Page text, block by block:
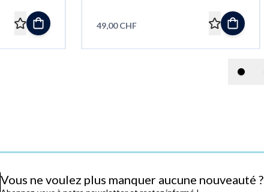
49,00 CHF
Vous ne voulez plus manquer aucune nouveauté ?